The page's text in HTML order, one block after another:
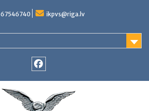
67546740 ikpvs@riga.lv